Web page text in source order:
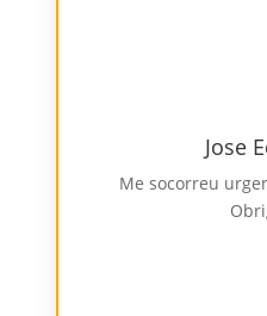
Jose
Me socorreu